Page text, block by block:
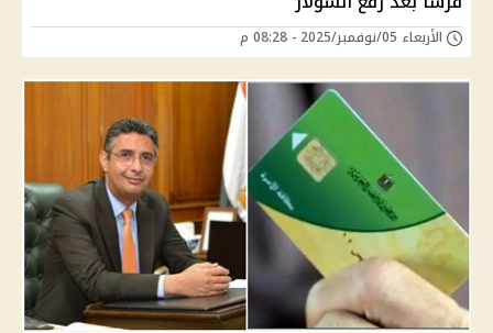
الأربعاء 05/نوفمبر/2025 - 08:28 م